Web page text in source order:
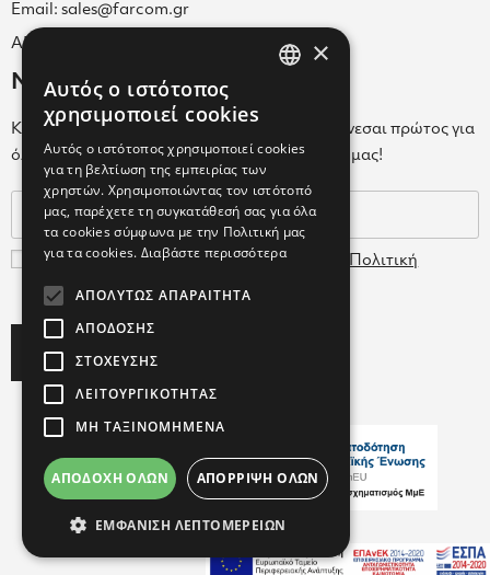
Email: sales@farcom.gr
ΑΡ.Γ.Ε.ΜΗ. 038365205000
Newsletter
Κάνε εγγραφή στο Newsletter για να ενημερώνεσαι πρώτος για
όλα τα νέα μας και τα ολοκαίνουρια προϊόντα μας!
Συμφωνώ με τουςΌρους Χρήσης
Πολιτική
Δεδομένων
Copyright ©2026 FARCOM
×
Αυτός ο ιστότοπος
χρησιμοποιεί cookies
Αυτός ο ιστότοπος χρησιμοποιεί cookies
για τη βελτίωση της εμπειρίας των
χρηστών. Χρησιμοποιώντας τον ιστότοπό
μας, παρέχετε τη συγκατάθεσή σας για όλα
τα cookies σύμφωνα με την Πολιτική μας
για τα cookies. Διαβάστε περισσότερα
ΑΠΟΛΎΤΩΣ ΑΠΑΡΑΊΤΗΤΑ
ΑΠΌΔΟΣΗΣ
ΣΤΌΧΕΥΣΗΣ
ΛΕΙΤΟΥΡΓΙΚΌΤΗΤΑΣ
ΜΗ ΤΑΞΙΝΟΜΗΜΈΝΑ
ΑΠΟΔΟΧΉ ΌΛΩΝ ΑΠΌΡΡΙΨΗ ΌΛΩΝ
ΕΜΦΆΝΙΣΗ ΛΕΠΤΟΜΕΡΕΙΏΝ